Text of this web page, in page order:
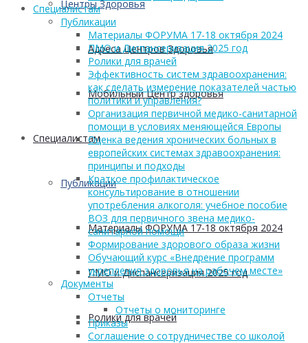
Центры Здоровья
Адреса Центров Здоровья
Мобильный Центр здоровья
Cпециалистам
Публикации
Материалы ФОРУМА 17-18 октября 2024
ПМО и Диспансеризация 2025 год
Ролики для врачей
Cпециалистам
Публикации
Материалы ФОРУМА 17-18 октября 2024
ПМО и Диспансеризация 2025 год
Ролики для врачей
Эффективность систем здравоохранения:
как сделать измерение показателей частью
политики и управления?
Организация первичной медико-санитарной
помощи в условиях меняющейся Европы
Оценка ведения хронических больных в
европейских системах здравоохранения:
принципы и подходы
Краткое профилактическое
консультирование в отношении
употребления алкоголя: учебное пособие
ВОЗ для первичного звена медико-
санитарной помощи
Формирование здорового образа жизни
Обучающий курс «Внедрение программ
укрепления здоровья на рабочем месте»
Документы
Отчеты
Отчеты о мониторинге
Приказы
Соглашение о сотрудничестве со школой